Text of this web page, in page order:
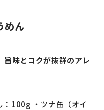
めん
旨味とコクが抜群のアレ
：100g ・ツナ缶（オイ